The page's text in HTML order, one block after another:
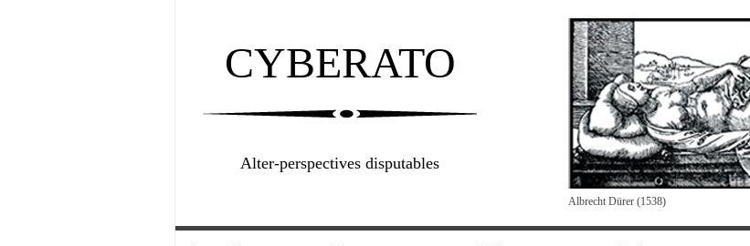
Albrecht Dürer (1538)
CYBERATO
Alter-perspectives disputables